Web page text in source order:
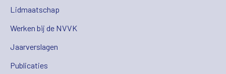
Lidmaatschap
Werken bij de NVVK
Jaarverslagen
Publicaties